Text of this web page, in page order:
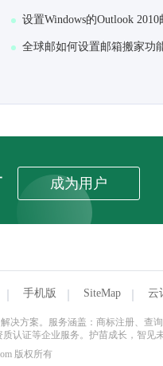
设置Windows的Outlook
全球邮如何设置邮箱搬家功
成为用户
手机版 SiteMap 云
决方案。服务涵盖：商标注册、查
认证等企业服务。护苗成长，智见
版权所有